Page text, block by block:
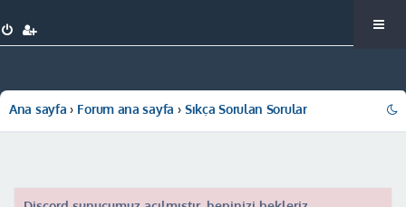
Ana sayfa Forum ana sayfa Sıkça Sorulan Sorular